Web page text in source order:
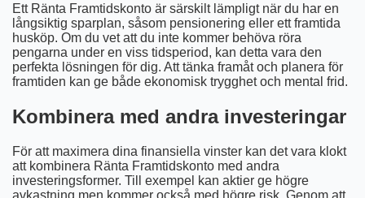
Ett Ränta Framtidskonto är särskilt lämpligt när du har en
långsiktig sparplan, såsom pensionering eller ett framtida
husköp. Om du vet att du inte kommer behöva röra
pengarna under en viss tidsperiod, kan detta vara den
perfekta lösningen för dig. Att tänka framåt och planera för
framtiden kan ge både ekonomisk trygghet och mental frid.
Kombinera med andra investeringar
För att maximera dina finansiella vinster kan det vara klokt
att kombinera Ränta Framtidskonto med andra
investeringsformer. Till exempel kan aktier ge högre
avkastning men kommer också med högre risk. Genom att